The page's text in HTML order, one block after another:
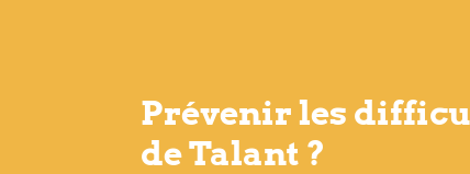
Prévenir les
de Talant ?